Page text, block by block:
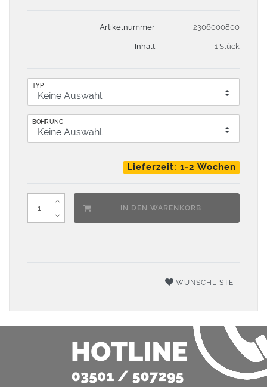
Artikelnummer 2306000800
Inhalt 1 Stück
TYP
BOHRUNG
Lieferzeit: 1-2 Wochen
IN DEN WARENKORB
WUNSCHLISTE